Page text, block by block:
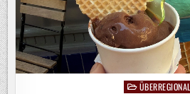
PostedÜBERREGIONAL